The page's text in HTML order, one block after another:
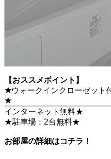
【おススメポイント】
★ウォークインクローゼット
★
インターネット無料★
★駐車場：2台無料★
お部屋の詳細はコチラ！